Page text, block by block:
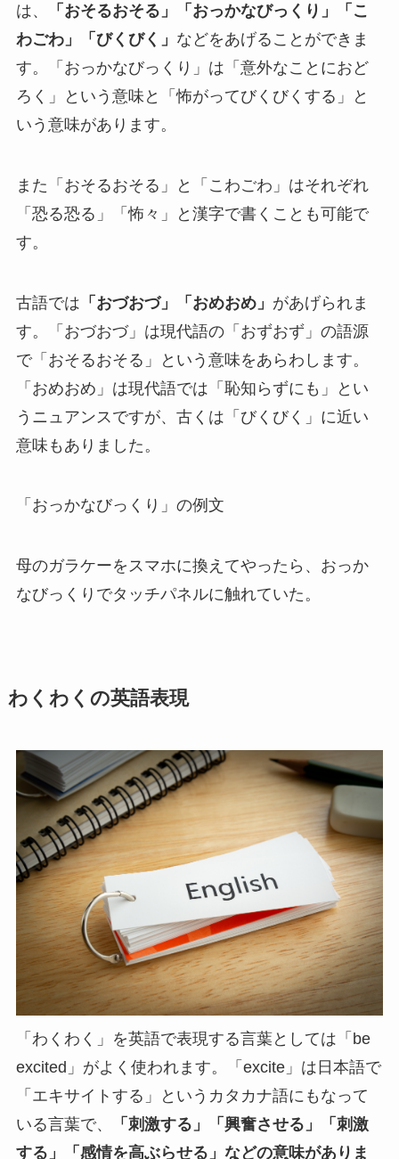
は、
「おそるおそる」「おっかなびっくり」「こ
わごわ」「びくびく」 などをあげることができま
す。「おっかなびっくり」は「意外なことにおど
ろく」という意味と「怖がってびくびくする」と
いう意味があります。
また「おそるおそる」と「こわごわ」はそれぞれ
「恐る恐る」「怖々」と漢字で書くことも可能で
す。
古語では 「おづおづ」「おめおめ」 があげられま
す。「おづおづ」は現代語の「おずおず」の語源
で「おそるおそる」という意味をあらわします。
「おめおめ」は現代語では「恥知らずにも」とい
うニュアンスですが、古くは「びくびく」に近い
意味もありました。
「おっかなびっくり」の例文
母のガラケーをスマホに換えてやったら、おっか
なびっくりでタッチパネルに触れていた。
わくわくの英語表現
「わくわく」を英語で表現する言葉としては「be
excited」がよく使われます。「excite」は日本語で
「エキサイトする」というカタカナ語にもなって
いる言葉で、
「刺激する」「興奮させる」「刺激
する」「感情を高ぶらせる」などの意味がありま